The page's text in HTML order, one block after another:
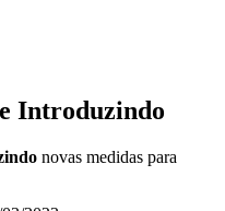
Introduzindo
novas medidas para